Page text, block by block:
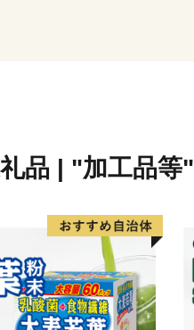
品 | "加工品等"